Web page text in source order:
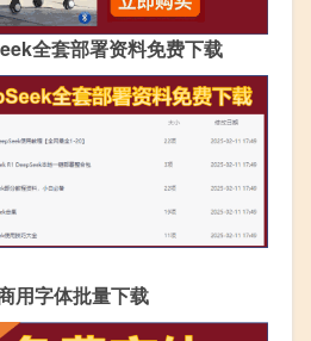
全套部署资料免费下载
用字体批量下载